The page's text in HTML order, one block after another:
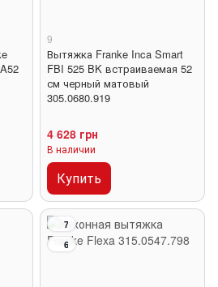
9
Вытяжка Franke Inca Smart
FBI 525 BK встраиваемая 52
см черный матовый
305.0680.919
4 628 грн
В наличии
Купить
7
6